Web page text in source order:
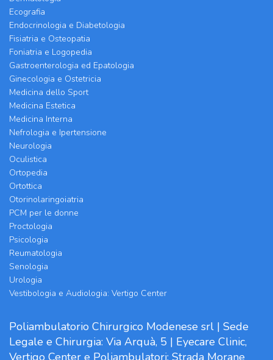
Ecografia
Endocrinologia e Diabetologia
Fisiatria e Osteopatia
Foniatria e Logopedia
Gastroenterologia ed Epatologia
Ginecologia e Ostetricia
Medicina dello Sport
Medicina Estetica
Medicina Interna
Nefrologia e Ipertensione
Neurologia
Oculistica
Ortopedia
Ortottica
Otorinolaringoiatria
PCM per le donne
Proctologia
Psicologia
Reumatologia
Senologia
Urologia
Vestibologia e Audiologia: Vertigo Center
Poliambulatorio Chirurgico Modenese srl | Sede
Legale e Chirurgia: Via Arquà, 5 | Eyecare Clinic,
Vertigo Center e Poliambulatori: Strada Morane